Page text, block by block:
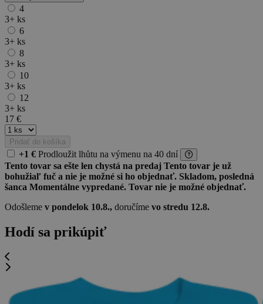
4
3+ ks
6
3+ ks
8
3+ ks
10
3+ ks
12
3+ ks
17 €
Pridať do košíka
+1 € Prodloužit lhůtu na výmenu na 40 dní
Tento tovar sa ešte len chystá na predaj Tento tovar je už
bohužiaľ fuč a nie je možné si ho objednať. Skladom, posledná
šanca Momentálne vypredané. Tovar nie je možné objednať.
Odošleme v pondelok 10.8., doručíme vo stredu 12.8.
Hodí sa prikúpiť